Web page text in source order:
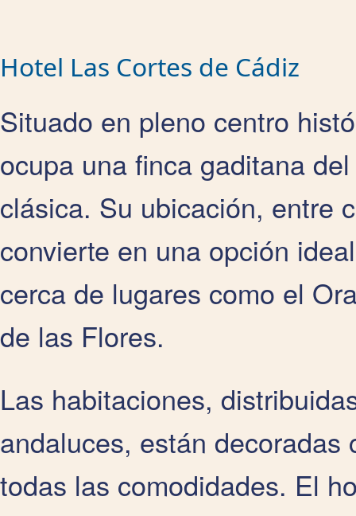
Hotel Las Cortes de Cádiz
Situado en pleno centro
ocupa una finca gaditana
clásica. Su ubicación, entre
convierte en una opción
cerca de lugares como el
de las Flores.
Las habitaciones,
andaluces, están
todas las comodidades. El